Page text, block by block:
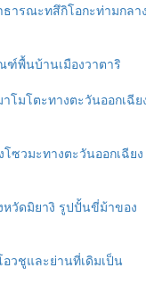
ารณะทสึกิโอกะท่ามกลา
ฑ์พื้นบ้านเมืองวาตาริ
โมโตะทางตะวันออกเฉีย
ซวมะทางตะวันออกเฉียง
หวัดมิยางิ รูปปั้นขี่ม้าของ
วชูและย่านที่เดิมเป็น